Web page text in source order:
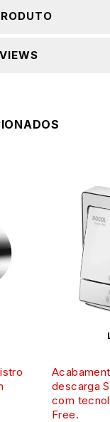
descarga
com
Free.